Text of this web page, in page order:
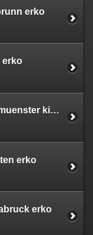
erko
erko
kiko
erko
erko